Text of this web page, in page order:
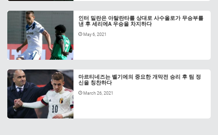
인터 밀란은 아탈란타를 상대로 사수올로가 무승부를
낸 후 세리에A 우승을 차지하다
May 6, 2021
마르티네즈는 벨기에의 중요한 개막전 승리 후 팀 정
신을 칭찬하다
March 26, 2021